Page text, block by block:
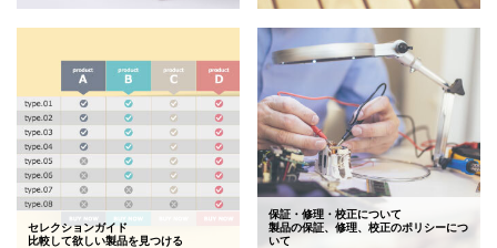
セレクションガイド
比較して欲しい製品を見つける
保証・修理・校正について
製品の保証、修理、校正のポリシーにつ
いて